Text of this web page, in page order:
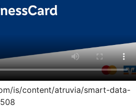
is/content/atruvia/smart-data-